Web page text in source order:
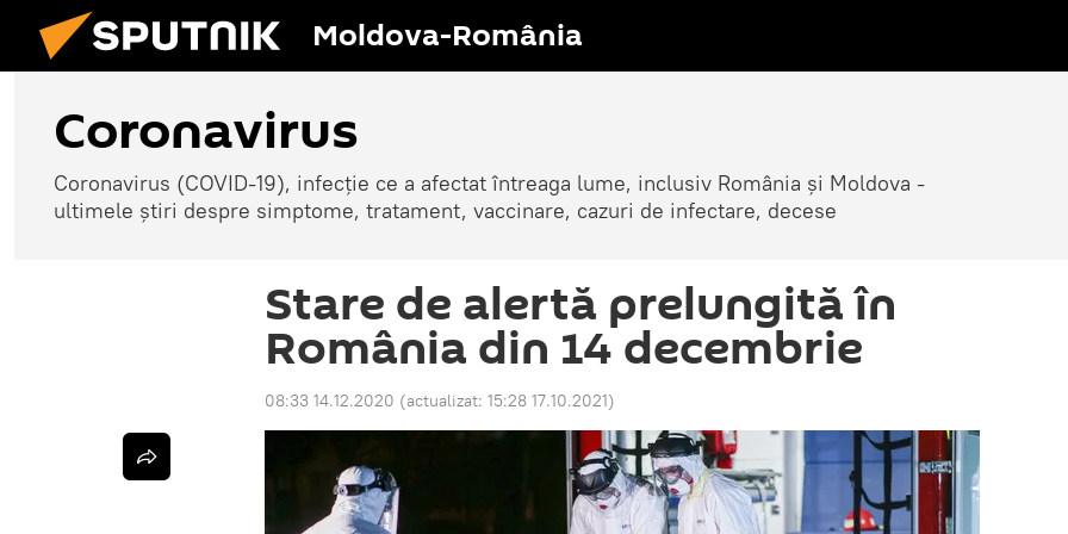
Moldova-România
Coronavirus
Coronavirus (COVID-19), infecție ce a afectat întreaga lume, inclusiv România și Moldova -
ultimele știri despre simptome, tratament, vaccinare, cazuri de infectare, decese
Stare de alertă prelungită în
România din 14 decembrie
08:33 14.12.2020 (actualizat: 15:28 17.10.2021)